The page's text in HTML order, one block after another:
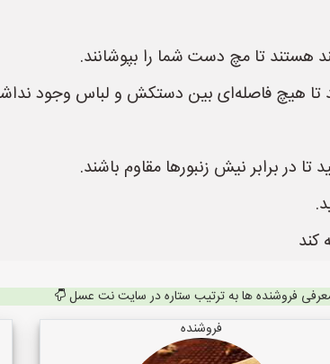
هستند تا مچ دست شما را بپوشانند.
تا هیچ فاصله‌ای بین دستکش و لباس وجود
در برابر نیش زنبورها مقاوم باشند.
کند
فروشنده ها به ترتیب ستاره در سایت نت عسل
فروشنده